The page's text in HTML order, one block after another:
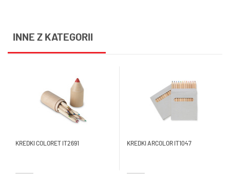
INNE Z KATEGORII
KREDKI COLORET IT2691 KREDKI ARCOLOR IT1047